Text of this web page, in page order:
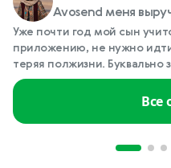
Avosend меня
Уже почти год мой сын
приложению, не нужно
теряя полжизни. Буквально
Все